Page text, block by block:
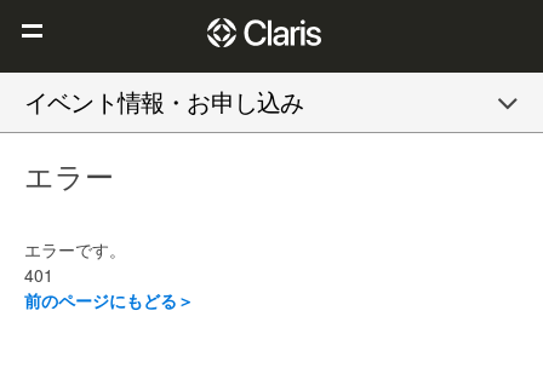
Claris を選ぶ理由
Claris FileMaker
イベント情報・お申し込み
エラー
エラーです。
401
前のページにもどる＞